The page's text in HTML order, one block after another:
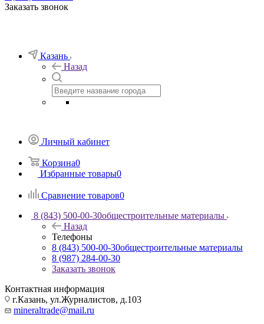
Заказать звонок
Казань
Назад
Личный кабинет
Корзина0
Избранные товары0
Сравнение товаров0
8 (843) 500-00-30общестроительные материалы
Назад
Телефоны
8 (843) 500-00-30общестроительные материалы
8 (987) 284-00-30
Заказать звонок
Контактная информация
г.Казань, ул.Журналистов, д.103
mineraltrade@mail.ru